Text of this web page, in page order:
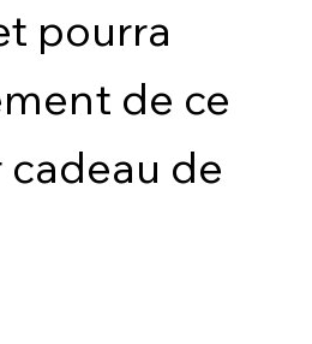
pourra
de ce
de